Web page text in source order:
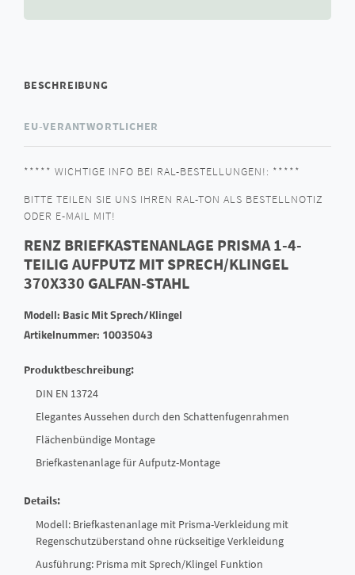
BESCHREIBUNG
EU-VERANTWORTLICHER
***** WICHTIGE INFO BEI RAL-BESTELLUNGEN!: *****
BITTE TEILEN SIE UNS IHREN RAL-TON ALS BESTELLNOTIZ
ODER E-MAIL MIT!
RENZ BRIEFKASTENANLAGE PRISMA 1-4-
TEILIG AUFPUTZ MIT SPRECH/KLINGEL
370X330 GALFAN-STAHL
Modell: Basic Mit Sprech/Klingel
Artikelnummer: 10035043
Produktbeschreibung:
DIN EN 13724
Elegantes Aussehen durch den Schattenfugenrahmen
Flächenbündige Montage
Briefkastenanlage für Aufputz-Montage
Details:
Modell: Briefkastenanlage mit Prisma-Verkleidung mit
Regenschutzüberstand ohne rückseitige Verkleidung
Ausführung: Prisma mit Sprech/Klingel Funktion